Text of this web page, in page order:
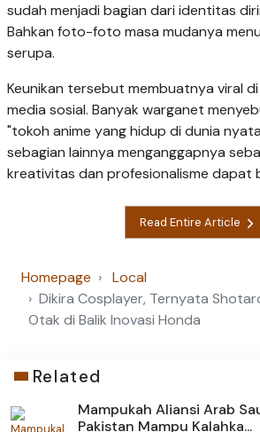
sudah menjadi bagian dari identitas
Bahkan foto-foto masa mudanya
serupa.
Keunikan tersebut membuatnya viral
media sosial. Banyak warganet
"tokoh anime yang hidup di dunia
sebagian lainnya menganggapnya
kreativitas dan profesionalisme dapat
Read Entire Article
Homepage
Local
Dikira Cosplayer, Ternyata
Otak di Balik Inovasi Honda
Related
Mampukah Aliansi Arab
Pakistan Mampu Kalahka...